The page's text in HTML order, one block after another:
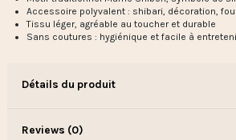
Accessoire polyvalent : shibari, décoration,
Tissu léger, agréable au toucher et durable
Sans coutures : hygiénique et facile à
Détails du produit
Reviews (0)